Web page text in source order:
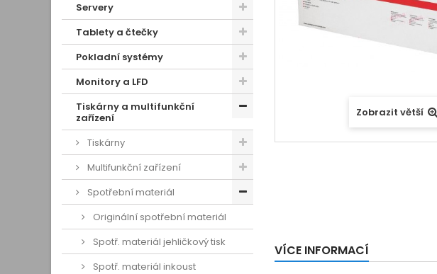
Servery
Tablety a čtečky
Pokladní systémy
Monitory a LFD
Tiskárny a multifunkční
zařízení
Tiskárny
Multifunkční zařízení
Spotřební materiál
Originální spotřební materiál
Spotř. materiál jehličkový tisk
Spotř. materiál inkoust
Zobrazit větší
VÍCE INFORMACÍ